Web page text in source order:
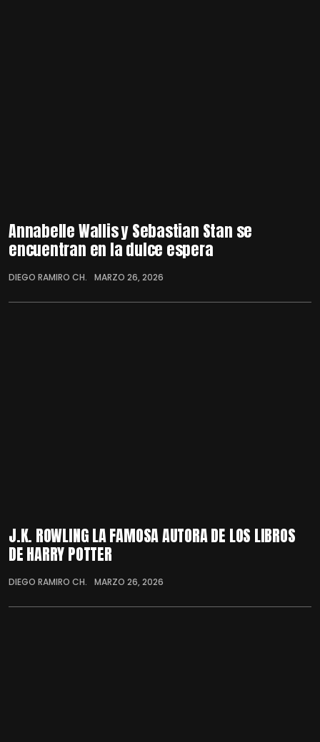
Annabelle Wallis y Sebastian Stan se
encuentran en la dulce espera
DIEGO RAMIRO CH. MARZO 26, 2026
J.K. ROWLING LA FAMOSA AUTORA DE LOS LIBROS
DE HARRY POTTER
DIEGO RAMIRO CH. MARZO 26, 2026